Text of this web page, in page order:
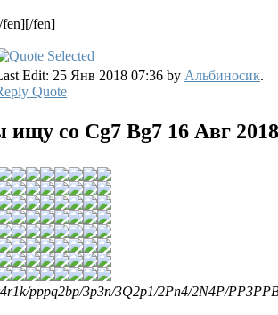
fen][/fen]
Edit: 25 Янв 2018 07:36 by Альбиносик.
Quote
ищу со Cg7 Bg7 16 Авг
pppq2bp/3p3n/3Q2p1/2Pn4/2N4P/